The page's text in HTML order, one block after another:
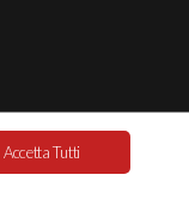
Accetta Tutti